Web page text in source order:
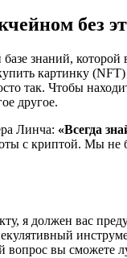
без
знаний,
картинку
так. Чтобы
другое.
Линча: «Всегда
с криптой. Мы не
я должен вас
вы сможете